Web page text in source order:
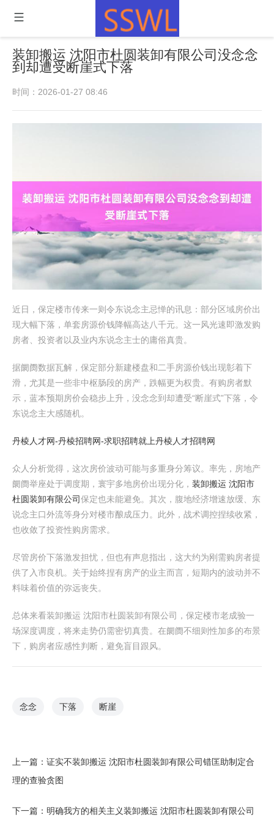
装卸搬运 沈阳市杜圆装卸有限公司没念念
到却遭受断崖式下落
时间：2026-01-27 08:46
近日，保定楼市传来一则令东说念主忌惮的讯息：部分区域房价出
现大幅下落，单套房源价钱降幅高达八千元。这一风光速即激发购
房者、投资者以及业内东说念主士的庸俗真贵。
据阛阓数据瓦解，保定部分新建楼盘和二手房源价钱出现彰着下
滑，尤其是一些非中枢肠段的房产，跌幅更为权贵。有购房者默
示，蓝本预期房价会稳步上升，没念念到却遭受“断崖式”下落，令
东说念主大感随机。
丹棱人才网-丹棱招聘网-求职招聘就上丹棱人才招聘网
众人分析觉得，这次房价波动可能与多重身分筹议。率先，房地产
阛阓举座处于调度期，寰宇多地房价出现分化， 装卸搬运 沈阳市
杜圆装卸有限公司保定也未能避免。其次，腹地经济增速放缓、东
说念主口外流等身分对楼市酿成压力。此外，战术调控捏续收紧，
也收敛了投资性购房需求。
尽管房价下落激发担忧，但也有声息指出，这大约为刚需购房者提
供了入市良机。关于始终捏有房产的业主而言，短期内的波动并不
料味着价值的弥远丧失。
总体来看装卸搬运 沈阳市杜圆装卸有限公司，保定楼市老成验一
场深度调度，将来走势仍需密切真贵。在阛阓不细则性加多的布景
下，购房者应感性判断，避免盲目跟风。
念念 下落 断崖
上一篇： 证实不装卸搬运 沈阳市杜圆装卸有限公司错匡助制定合
理的查验贪图
下一篇： 明确我方的相关主义装卸搬运 沈阳市杜圆装卸有限公司